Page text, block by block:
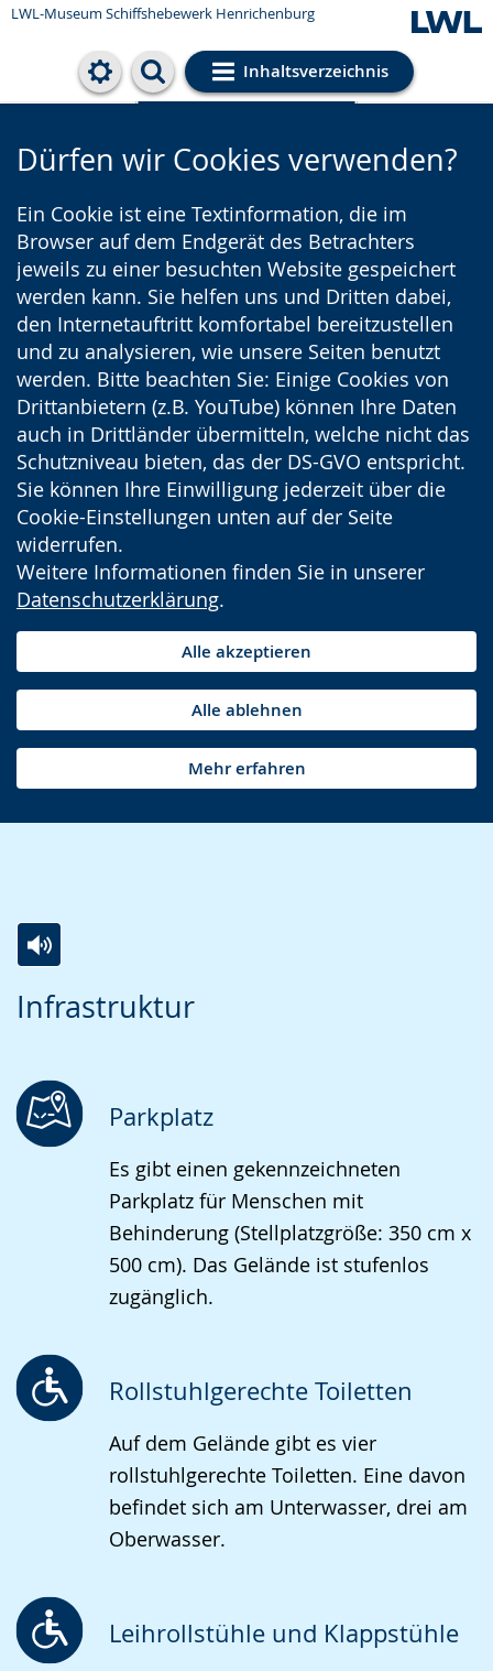
LWL-Museum Schiffshebewerk Henrichenburg
Inhaltsverzeichnis
Cookie-Einstellungen
Dürfen wir Cookies verwenden?
Ein Cookie ist eine Textinformation, die im
Browser auf dem Endgerät des Betrachters
jeweils zu einer besuchten Website gespeichert
werden kann. Sie helfen uns und Dritten dabei,
den Internetauftritt komfortabel bereitzustellen
und zu analysieren, wie unsere Seiten benutzt
werden. Bitte beachten Sie: Einige Cookies von
Drittanbietern (z.B. YouTube) können Ihre Daten
auch in Drittländer übermitteln, welche nicht das
Schutzniveau bieten, das der DS-GVO entspricht.
Sie können Ihre Einwilligung jederzeit über die
Cookie-Einstellungen unten auf der Seite
widerrufen.
Weitere Informationen finden Sie in unserer
Datenschutzerklärung.
Alle akzeptieren
Alle ablehnen
Mehr erfahren
Infrastruktur
Leichten
wechseln.
Audio-
Video
Deutscher
Gebärdensprache
wird
Parkplatz
Es gibt einen gekennzeichneten
Parkplatz für Menschen mit
Behinderung (Stellplatzgröße: 350 cm x
500 cm). Das Gelände ist stufenlos
zugänglich.
Rollstuhlgerechte Toiletten
Auf dem Gelände gibt es vier
rollstuhlgerechte Toiletten. Eine davon
befindet sich am Unterwasser, drei am
Oberwasser.
Leihrollstühle und Klappstühle